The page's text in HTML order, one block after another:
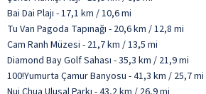
Bai Dai Plajı - 17,1 km / 10,6 mi
Tu Van Pagoda Tapınağı - 20,6 km / 12,8 mi
Cam Ranh Müzesi - 21,7 km / 13,5 mi
Diamond Bay Golf Sahası - 35,3 km / 21,9 mi
100!Yumurta Çamur Banyosu - 41,3 km / 25,7 mi